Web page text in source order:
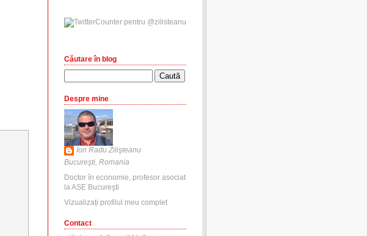
Căutare în blog
Despre mine
Ion Radu Zilişteanu
Bucureşti, Romania
Doctor în economie, profesor asociat
la ASE Bucureşti
Vizualizați profilul meu complet
Contact